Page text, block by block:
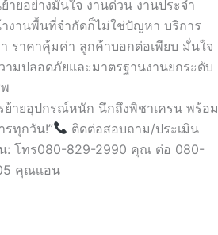
ายอย่างมั่นใจ งานด่วน งานประจำ
งานพื้นที่จำกัดก็ไม่ใช่ปัญหา บริการ
า ราคาคุ้มค่า ลูกค้าบอกต่อเพียบ มั่นใจ
ามปลอดภัยและมาตรฐานงานยกระดับ
ย้ายอุปกรณ์หนัก นึกถึงพิชาเครน พร้อม
รทุกวัน!”
ติดต่อสอบถาม/ประเมิน
: โทร080-829-2990 คุณ ต่อ 080-
คุณเเอน